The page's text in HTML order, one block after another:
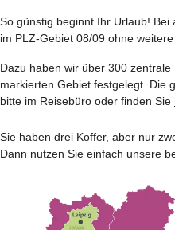
So günstig beginnt Ihr Urlaub!
im PLZ-Gebiet 08/09 ohne
Dazu haben wir über 300
markierten Gebiet festgelegt. Die
bitte im Reisebüro oder finden Sie
Sie haben drei Koffer, aber nur
Dann nutzen Sie einfach unsere